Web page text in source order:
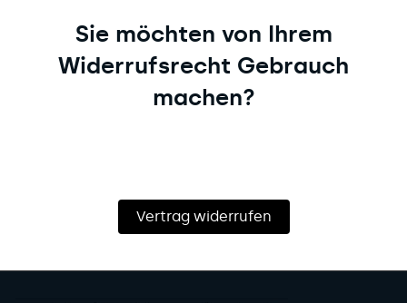
Sie möchten von Ihrem
Widerrufsrecht Gebrauch
machen?
Vertrag widerrufen